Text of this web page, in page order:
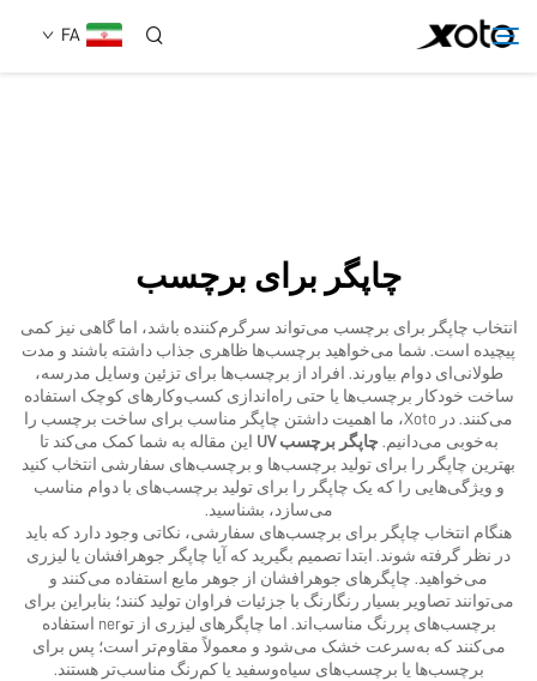
FA
خدمات
استفاده
تماس با ما
چاپگر برای برچسب
انتخاب چاپگر برای برچسب می‌تواند سرگرم‌کننده باشد، اما گاهی نیز کمی
پیچیده است. شما می‌خواهید برچسب‌ها ظاهری جذاب داشته باشند و مدت
طولانی‌ای دوام بیاورند. افراد از برچسب‌ها برای تزئین وسایل مدرسه،
ساخت خودکار برچسب‌ها یا حتی راه‌اندازی کسب‌وکارهای کوچک استفاده
می‌کنند. در Xoto، ما اهمیت داشتن چاپگر مناسب برای ساخت برچسب را
به‌خوبی می‌دانیم.چاپگر برچسب UV
این مقاله به شما کمک می‌کند تا
بهترین چاپگر را برای تولید برچسب‌ها و برچسب‌های سفارشی انتخاب کنید
و ویژگی‌هایی را که یک چاپگر را برای تولید برچسب‌های با دوام مناسب
می‌سازد، بشناسید.
هنگام انتخاب چاپگر برای برچسب‌های سفارشی، نکاتی وجود دارد که باید
در نظر گرفته شوند. ابتدا تصمیم بگیرید که آیا چاپگر جوهرافشان یا لیزری
می‌خواهید. چاپگرهای جوهرافشان از جوهر مایع استفاده می‌کنند و
می‌توانند تصاویر بسیار رنگارنگ با جزئیات فراوان تولید کنند؛ بنابراین برای
برچسب‌های پررنگ مناسب‌اند. اما چاپگرهای لیزری از توner استفاده
می‌کنند که به‌سرعت خشک می‌شود و معمولاً مقاوم‌تر است؛ پس برای
برچسب‌ها یا برچسب‌های سیاه‌وسفید یا کم‌رنگ مناسب‌تر هستند.